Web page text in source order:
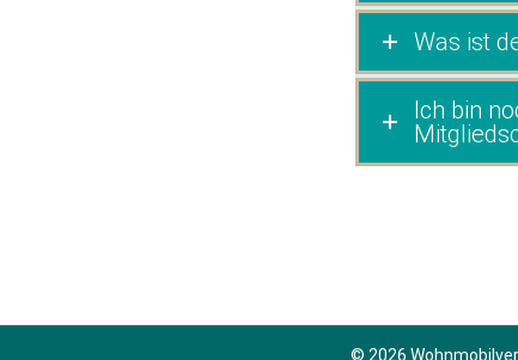
Was ist
Ich bin
© 2026